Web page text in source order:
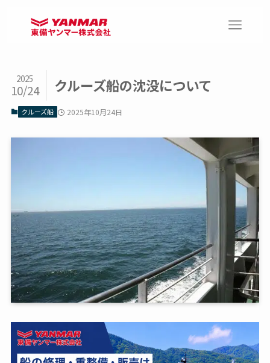
クルーズ船の沈没について
2025
10/24
クルーズ船 2025年10月24日